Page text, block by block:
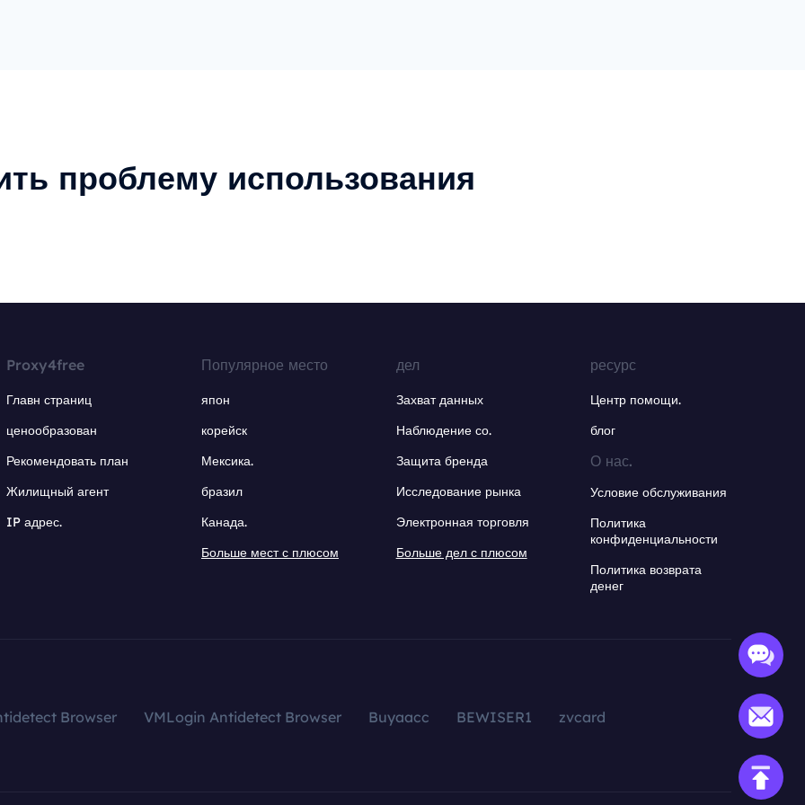
проблему использования
Proxy4free
Главн страниц
ценообразован
Рекомендовать план
Жилищный агент
IP адрес.
Популярное место
япон
корейск
Мексика.
бразил
Канада.
Больше мест с плюсом
дел
Захват данных
Наблюдение со.
Защита бренда
Исследование рынка
Электронная торговля
Больше дел с плюсом
ресурс
Центр помощи.
блог
О нас.
Условие обслуживания
Политика
конфиденциальности
Политика возврата
денег
Browser VMLogin Antidetect Browser Buyaacc BEWISER1 zvcard